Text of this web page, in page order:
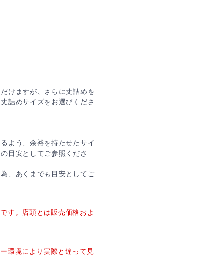
けますが、さらに丈詰めを
詰めサイズをお選びくださ
よう、余裕を持たせたサイ
目安としてご参照くださ
、あくまでも目安としてご
す。店頭とは販売価格およ
環境により実際と違って見